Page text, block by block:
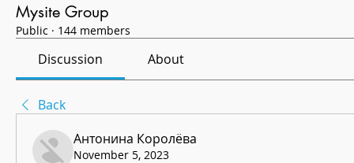
Mysite Group
Public · 144 members
Discussion About
Back
Антонина Королёва
November 5, 2023